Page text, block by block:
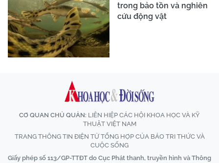
trong bảo tồn và nghiên
cứu động vật
CƠ QUAN CHỦ QUẢN: LIÊN HIỆP CÁC HỘI KHOA HỌC VÀ KỸ
THUẬT VIỆT NAM
TRANG THÔNG TIN ĐIỆN TỬ TỔNG HỢP CỦA BÁO TRI THỨC VÀ
CUỘC SỐNG
Giấy phép số 113/GP-TTĐT do Cục Phát thanh, truyền hình và Thông